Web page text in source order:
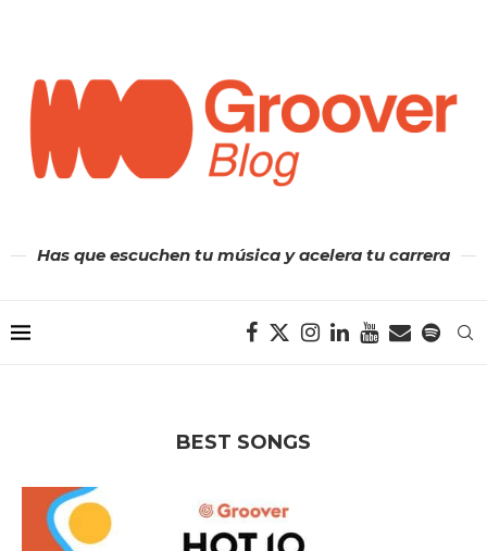
Has que escuchen tu música y acelera tu carrera
BEST SONGS